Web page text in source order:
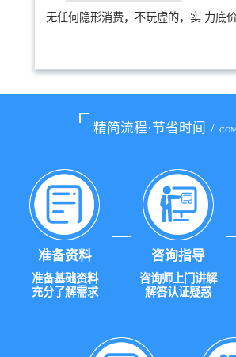
无任何隐形消费，不玩虚的，实 力底
精简流程·节省时间 /
准备资料
准备基础资料
充分了解需求
咨询指导
咨询师上门讲解
解答认证疑惑